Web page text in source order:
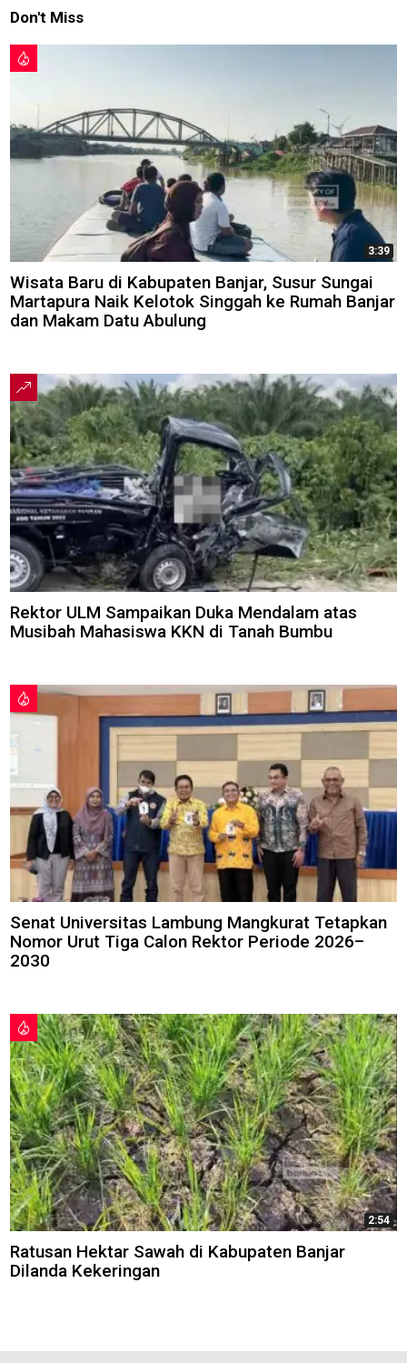
Don't Miss
3:39
Wisata Baru di Kabupaten Banjar, Susur Sungai
Martapura Naik Kelotok Singgah ke Rumah Banjar
dan Makam Datu Abulung
Rektor ULM Sampaikan Duka Mendalam atas
Musibah Mahasiswa KKN di Tanah Bumbu
Senat Universitas Lambung Mangkurat Tetapkan
Nomor Urut Tiga Calon Rektor Periode 2026–
2030
2:54
Ratusan Hektar Sawah di Kabupaten Banjar
Dilanda Kekeringan